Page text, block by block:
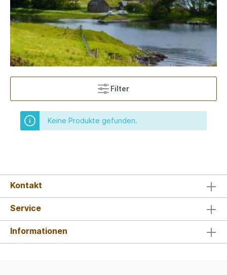
Filter
Keine Produkte gefunden.
Kontakt
Service
Informationen